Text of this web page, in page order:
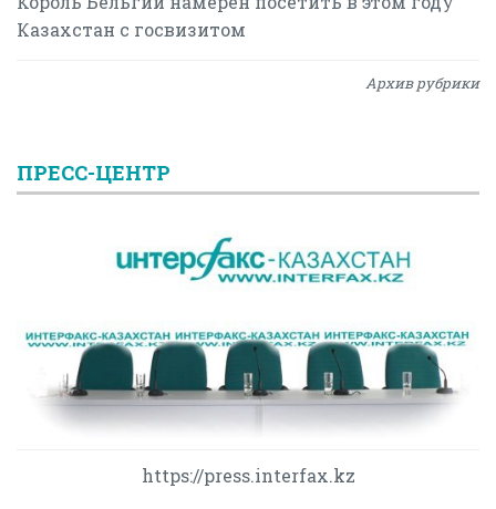
Казахстан с госвизитом
Архив рубрики
ПРЕСС-ЦЕНТР
https://press.interfax.kz